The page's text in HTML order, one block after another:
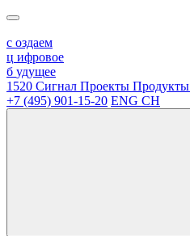
с оздаем
ц ифровое
б удущее
1520 Сигнал Проекты Продукты
+7 (495) 901-15-20 ENG CH